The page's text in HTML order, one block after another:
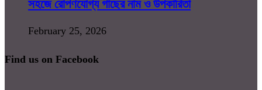
সহজে রোপণযোগ্য গাছের নাম ও উপকারিতা
February 25, 2026
Find us on Facebook